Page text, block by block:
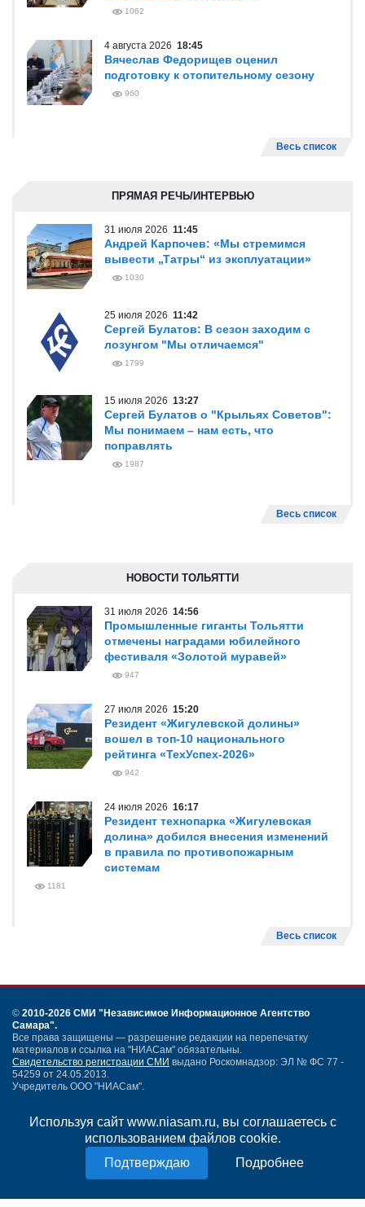
Используя сайт www.niasam.ru, вы соглашаетесь с
использованием файлов cookie.
Подробнее
1062
4 августа 2026 18:45
Вячеслав Федорищев оценил
подготовку к отопительному сезону
960
Весь список
ПРЯМАЯ РЕЧЬ/ИНТЕРВЬЮ
31 июля 2026 11:45
Андрей Карпочев: «Мы стремимся
вывести „Татры“ из эксплуатации»
1030
25 июля 2026 11:42
Сергей Булатов: В сезон заходим с
лозунгом "Мы отличаемся"
1799
15 июля 2026 13:27
Сергей Булатов о "Крыльях Советов":
Мы понимаем – нам есть, что
поправлять
1987
Весь список
НОВОСТИ ТОЛЬЯТТИ
31 июля 2026 14:56
Промышленные гиганты Тольятти
отмечены наградами юбилейного
фестиваля «Золотой муравей»
947
27 июля 2026 15:20
Резидент «Жигулевской долины»
вошел в топ-10 национального
рейтинга «ТехУспех-2026»
942
24 июля 2026 16:17
Резидент технопарка «Жигулевская
долина» добился внесения изменений
в правила по противопожарным
системам
1181
Весь список
© 2010-2026 СМИ "Независимое Информационное Агентство
Самара".
Все права защищены — разрешение редакции на перепечатку
материалов и ссылка на "НИАСам" обязательны.
Свидетельство регистрации СМИ выдано Роскомнадзор: ЭЛ № ФС 77 -
54259 от 24.05.2013.
Учредитель ООО "НИАСам".
Написать письмо
Политика конфиденциальности